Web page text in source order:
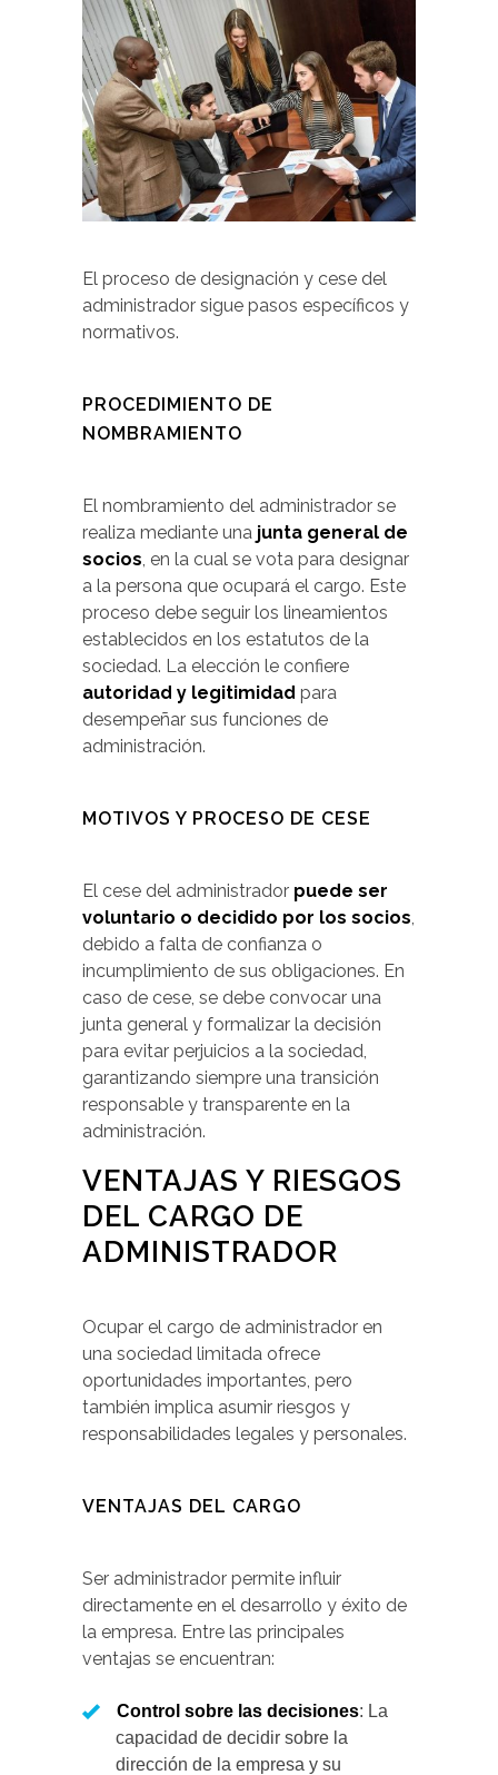
El proceso de designación y cese del
administrador sigue pasos específicos y
normativos.
PROCEDIMIENTO DE
NOMBRAMIENTO
El nombramiento del administrador se
realiza mediante una junta general de
socios, en la cual se vota para designar
a la persona que ocupará el cargo. Este
proceso debe seguir los lineamientos
establecidos en los estatutos de la
sociedad. La elección le confiere
autoridad y legitimidad para
desempeñar sus funciones de
administración.
MOTIVOS Y PROCESO DE CESE
El cese del administrador puede ser
voluntario o decidido por los socios,
debido a falta de confianza o
incumplimiento de sus obligaciones. En
caso de cese, se debe convocar una
junta general y formalizar la decisión
para evitar perjuicios a la sociedad,
garantizando siempre una transición
responsable y transparente en la
administración.
VENTAJAS Y RIESGOS
DEL CARGO DE
ADMINISTRADOR
Ocupar el cargo de administrador en
una sociedad limitada ofrece
oportunidades importantes, pero
también implica asumir riesgos y
responsabilidades legales y personales.
VENTAJAS DEL CARGO
Ser administrador permite influir
directamente en el desarrollo y éxito de
la empresa. Entre las principales
ventajas se encuentran:
Control sobre las decisiones: La
capacidad de decidir sobre la
dirección de la empresa y su